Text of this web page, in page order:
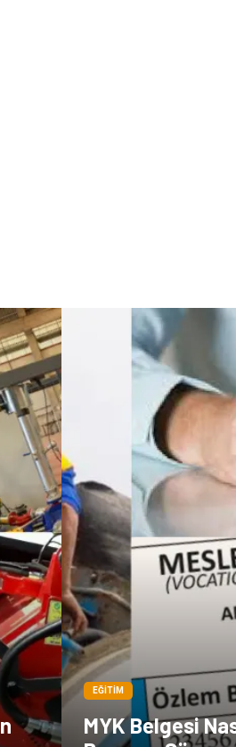
EĞITIM
MYK Belgesi